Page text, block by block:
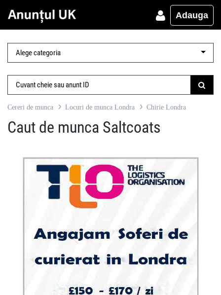
Adauga
Cereri de munca Locuri de munca Londra Chirie Londra
Caut de munca Saltcoats